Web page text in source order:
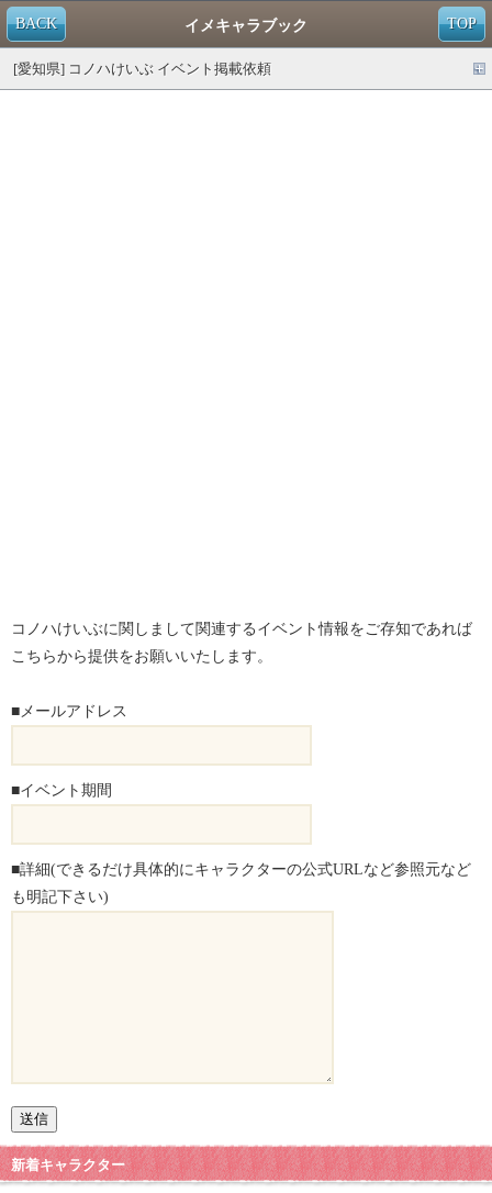
TOP
BACK イメキャラブック
[愛知県] コノハけいぶ イベント掲載依頼
コノハけいぶに関しまして関連するイベント情報をご存知であれば
こちらから提供をお願いいたします。
■メールアドレス
■イベント期間
■詳細(できるだけ具体的にキャラクターの公式URLなど参照元など
も明記下さい)
新着キャラクター